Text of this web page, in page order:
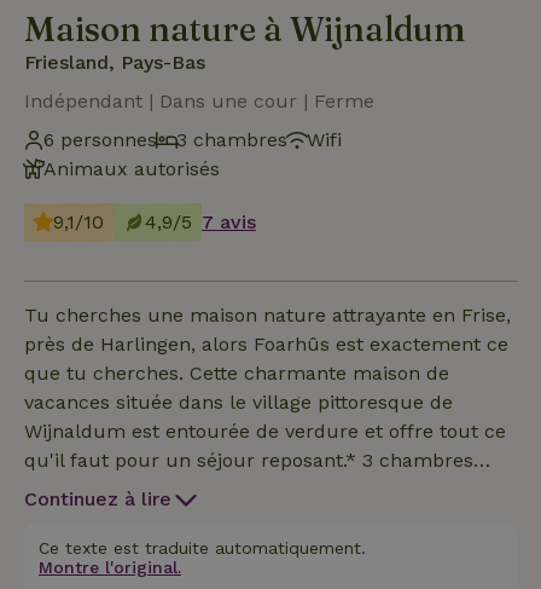
Maison nature à Wijnaldum
Friesland, Pays-Bas
Indépendant | Dans une cour | Ferme
6 personnes
3 chambres
Wifi
Animaux autorisés
9,1/10 4,9/5 7 avis
Tu cherches une maison nature attrayante en Frise,
près de Harlingen, alors Foarhûs est exactement ce
que tu cherches. Cette charmante maison de
vacances située dans le village pittoresque de
Wijnaldum est entourée de verdure et offre tout ce
qu'il faut pour un séjour reposant.* 3 chambres
confortables dont 2 avec climatisation.* Le linge de
après que tu aies laissé la maison en ordre.* Salle
de bain de luxe avec toilettes.* Cuisine entièrement
Continuez à lire
Ce texte est traduite automatiquement.
Montre l'original.